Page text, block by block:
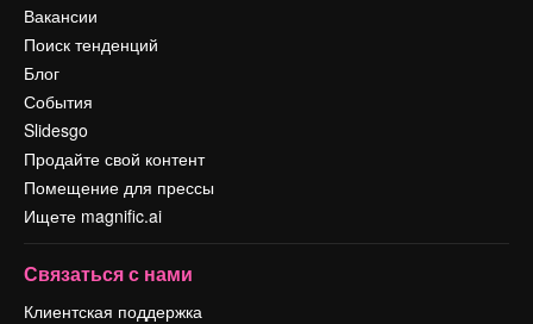
Вакансии
Поиск тенденций
Блог
События
Slidesgo
Продайте свой контент
Помещение для прессы
Ищете magnific.ai
Связаться с нами
Клиентская поддержка